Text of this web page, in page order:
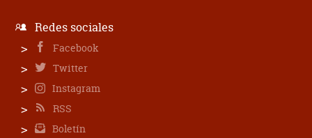
Redes sociales
Facebook
Twitter
Instagram
RSS
Boletín